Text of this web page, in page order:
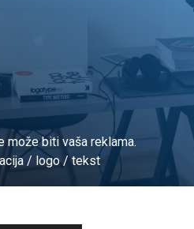
može biti vaša reklama.
/ logo / tekst